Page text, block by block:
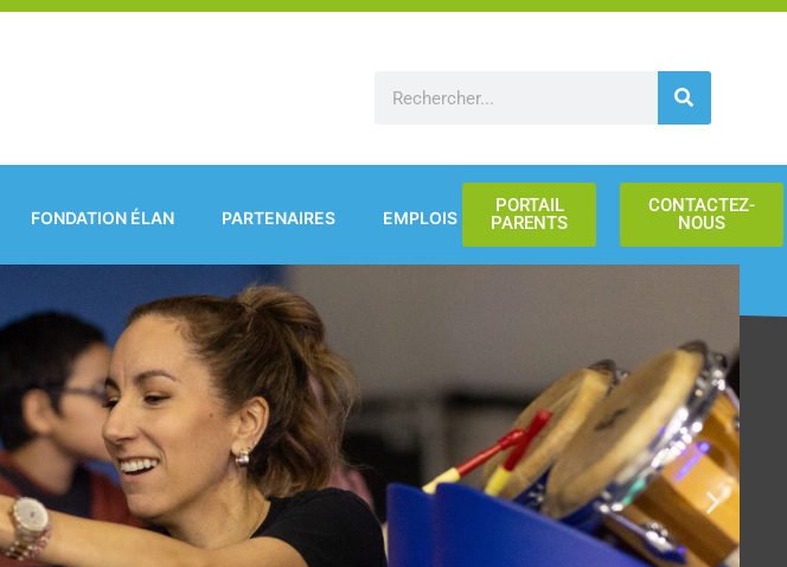
FONDATION ÉLAN PARTENAIRES EMPLOIS
PORTAIL
PARENTS
CONTACTEZ-
NOUS